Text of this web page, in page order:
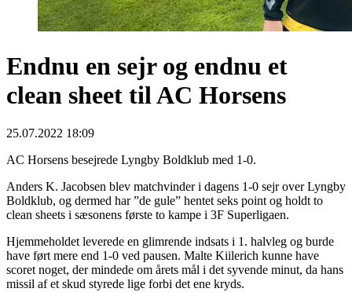
Endnu en sejr og endnu et
clean sheet til AC Horsens
25.07.2022 18:09
AC Horsens besejrede Lyngby Boldklub med 1-0.
Anders K. Jacobsen blev matchvinder i dagens 1-0 sejr over Lyngby
Boldklub, og dermed har ”de gule” hentet seks point og holdt to
clean sheets i sæsonens første to kampe i 3F Superligaen.
Hjemmeholdet leverede en glimrende indsats i 1. halvleg og burde
have ført mere end 1-0 ved pausen. Malte Kiilerich kunne have
scoret noget, der mindede om årets mål i det syvende minut, da hans
missil af et skud styrede lige forbi det ene kryds.